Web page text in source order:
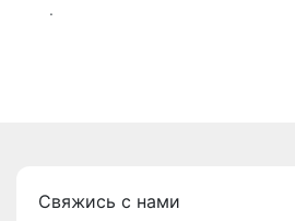
.
Свяжись с нами